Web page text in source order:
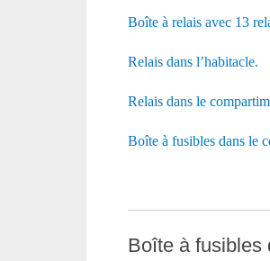
Boîte à relais avec 13
Relais dans l’habitacle.
Relais dans le
Boîte à fusibles dans le
Boîte à fusibles